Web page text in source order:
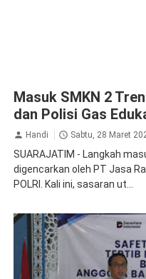
Masuk SMKN 2
dan Polisi Gas
Handi Sabtu, 28 Maret
SUARAJATIM - Langkah
digencarkan oleh PT Jasa
POLRI. Kali ini, sasaran ut...